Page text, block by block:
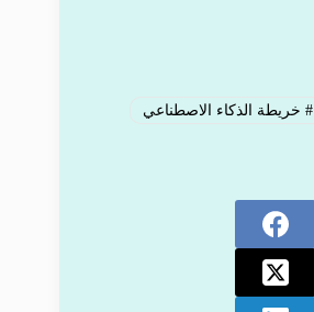
#خريطة الذكاء الاصطناعي